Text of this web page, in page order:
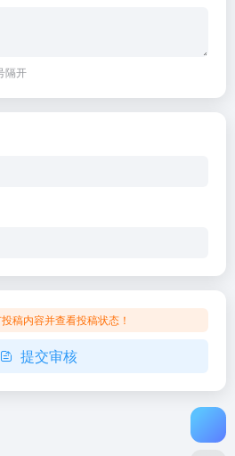
隔开
稿内容并查看投稿状态！
提交审核